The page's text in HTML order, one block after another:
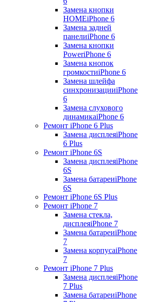
Замена кнопки
HOMEiPhone 6
Замена задней
панелиiPhone 6
Замена кнопки
PoweriPhone 6
Замена кнопок
громкостиiPhone 6
Замена шлейфа
синхронизацииiPhone
6
Замена слухового
динамикаiPhone 6
Ремонт iPhone 6 Plus
Замена дисплеяiPhone
6 Plus
Ремонт iPhone 6S
Замена дисплеяiPhone
6S
Замена батареиiPhone
6S
Ремонт iPhone 6S Plus
Ремонт iPhone 7
Замена стекла,
дисплеяiPhone 7
Замена батареиiPhone
7
Замена корпусаiPhone
7
Ремонт iPhone 7 Plus
Замена дисплеяiPhone
7 Plus
Замена батареиiPhone